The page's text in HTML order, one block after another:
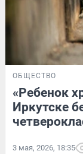
ОБЩЕСТВО
«Ребенок
Иркутске
3 мая, 2026, 18:35